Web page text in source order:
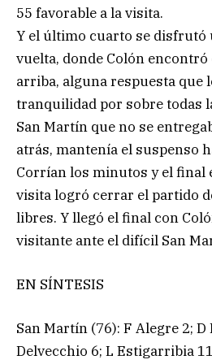
55 favorable a la visita.
Y el último cuarto se disfrutó
vuelta, donde Colón
arriba, alguna respuesta que
tranquilidad por sobre todas
San Martín que no se
atrás, mantenía el suspenso
Corrían los minutos y el final
visita logró cerrar el partido
libres. Y llegó el final con
visitante ante el difícil San
EN SÍNTESIS
San Martín (76): F Alegre 2; D
Delvecchio 6; L Estigarribia